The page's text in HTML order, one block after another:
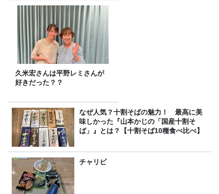
久米宏さんは平野レミさんが
好きだった？？
なぜ人気？十割そばの魅力！ 最高に美
味しかった『山本かじの「国産十割そ
ば」』とは？【十割そば10種食べ比べ】
チャリピ